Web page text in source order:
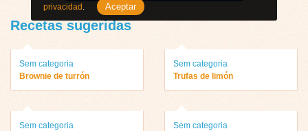
Recetas sugeridas
Sem categoria
Brownie de turrón
Sem categoria
Trufas de limón
Sem categoria
Sem categoria
privacidad
Aceptar